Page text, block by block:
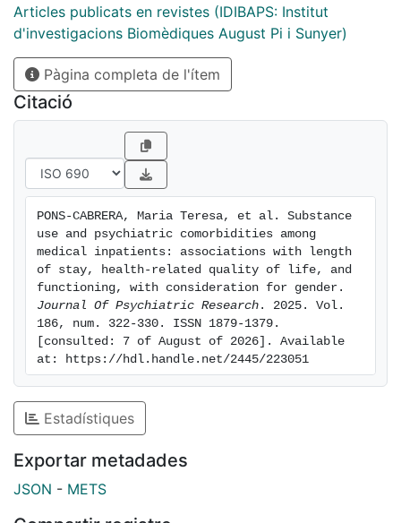
Articles publicats en revistes (IDIBAPS: Institut
d'investigacions Biomèdiques August Pi i Sunyer)
Pàgina completa de l'ítem
Citació
PONS-CABRERA, Maria Teresa, et al. Substance
use and psychiatric comorbidities among
medical inpatients: associations with length
of stay, health-related quality of life, and
Journal Of Psychiatric Research . 2025. Vol.
186, num. 322-330. ISSN 1879-1379.
[consulted: 7 of August of 2026]. Available
at: https://hdl.handle.net/2445/223051
Estadístiques
Exportar metadades
JSON - METS